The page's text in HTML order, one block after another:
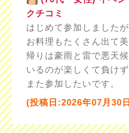
クチコミ
はじめて参加しました
お料理もたくさん出て
帰りは豪雨と雷で悪天
いるのが楽しくて負け
また参加したいです。
(投稿日:2026年07月30